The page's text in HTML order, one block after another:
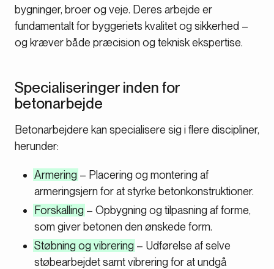
bygninger, broer og veje. Deres arbejde er
fundamentalt for byggeriets kvalitet og sikkerhed –
og kræver både præcision og teknisk ekspertise.
Specialiseringer inden for
betonarbejde
Betonarbejdere kan specialisere sig i flere discipliner,
herunder:
Armering – Placering og montering af
armeringsjern for at styrke betonkonstruktioner.
Forskalling – Opbygning og tilpasning af forme,
som giver betonen den ønskede form.
Støbning og vibrering – Udførelse af selve
støbearbejdet samt vibrering for at undgå